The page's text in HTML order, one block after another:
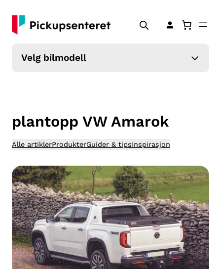
innhold
Velg bilmodell
plantopp VW Amarok
Alle artiklerProdukterGuider & tipsInspirasjon